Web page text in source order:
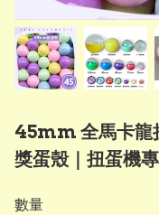
45mm 全馬卡龍
獎蛋殼｜扭蛋機
數量